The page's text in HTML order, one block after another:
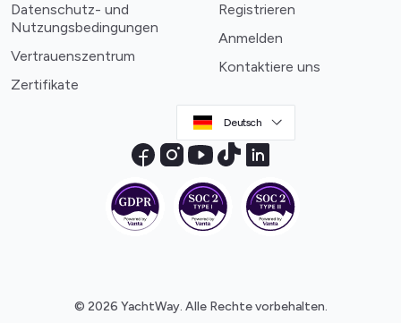
Datenschutz- und
Nutzungsbedingungen
Vertrauenszentrum
Zertifikate
Registrieren
Anmelden
Kontaktiere uns
Deutsch
© 2026 YachtWay. Alle Rechte vorbehalten.